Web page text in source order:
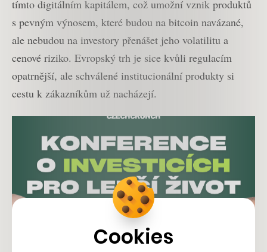
tímto digitálním kapitálem, což umožní vznik produktů
s pevným výnosem, které budou na bitcoin navázané,
ale nebudou na investory přenášet jeho volatilitu a
cenové riziko. Evropský trh je sice kvůli regulacím
opatrnější, ale schválené institucionální produkty si
cestu k zákazníkům už nacházejí.
Cookies